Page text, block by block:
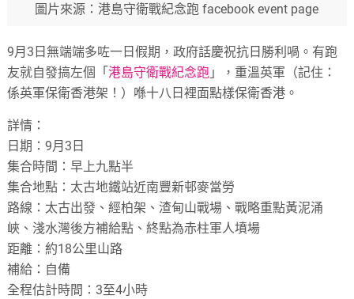
圖片來源：港島守衛戰紀念跑 facebook event page
9月3日無端端多咗一日假期，政府話慶祝抗日勝利喎。有跑
友就自發搞左個「港島守衛戰紀念跑 」，重溫英軍（記住：
係英軍保衛香港架！）喺十八日裡面點樣保衛香港。
詳情：
日期：9月3日
集合時間：早上九點半
集合地點：太古地鐵站近南豐新邨麥當勞
路線：太古出發、經柏架、渣甸山戰場、戰略重點黃泥涌
峽、淺水灣後方補給點、終點為赤柱軍人墳場
距離：約18公里山路
補給：自備
全程估計時間：3至4小時